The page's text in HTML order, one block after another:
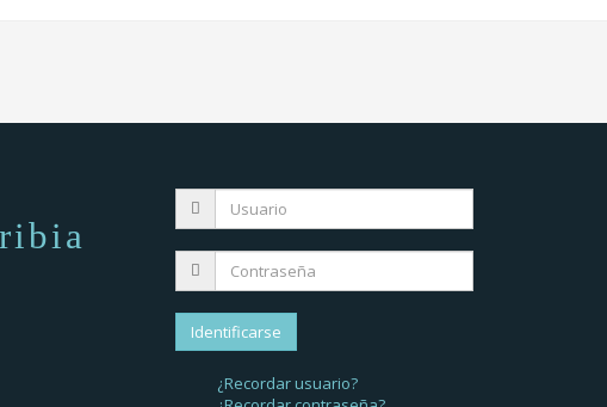
¿Recordar usuario?